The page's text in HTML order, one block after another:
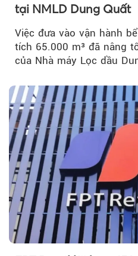
tại NMLD Dung Quất
Việc đưa vào vận hành
tích 65.000 m³ đã nâng
của Nhà máy Lọc dầu